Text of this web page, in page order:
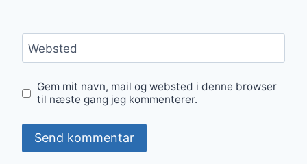
Websted
Gem mit navn, mail og websted i denne browser
til næste gang jeg kommenterer.